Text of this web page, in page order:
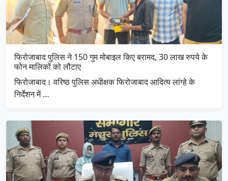
फिरोजाबाद पुलिस ने 150 गुम मोबाइल किए बरामद, 30 लाख रुपये के
फोन मालिकों को लौटाए
फिरोजाबाद। वरिष्ठ पुलिस अधीक्षक फिरोजाबाद आदित्य लांग्हे के
निर्देशन में …